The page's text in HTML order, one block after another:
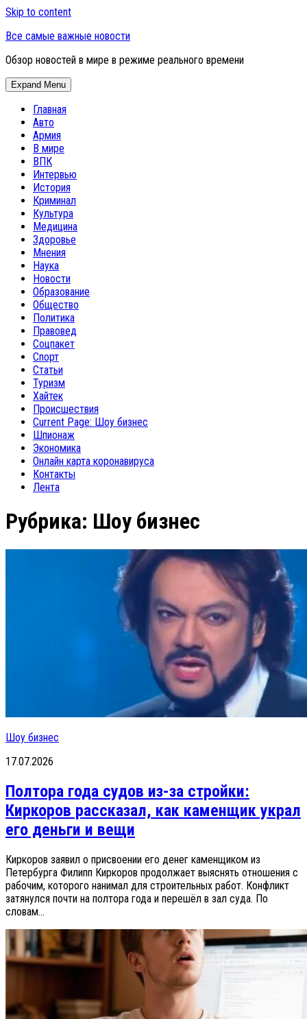
Skip to content
Все самые важные новости
Обзор новостей в мире в режиме реального времени
Expand Menu
Главная
Авто
Армия
В мире
ВПК
Интервью
История
Криминал
Культура
Медицина
Здоровье
Мнения
Наука
Новости
Образование
Общество
Политика
Правовед
Соцпакет
Спорт
Статьи
Туризм
Хайтек
Происшествия
Current Page: Шоу бизнес
Шпионаж
Экономика
Онлайн карта коронавируса
Контакты
Лента
Рубрика: Шоу бизнес
Шоу бизнес
17.07.2026
Полтора года судов из-за стройки:
Киркоров рассказал, как каменщик украл
его деньги и вещи
Киркоров заявил о присвоении его денег каменщиком из
Петербурга Филипп Киркоров продолжает выяснять отношения с
рабочим, которого нанимал для строительных работ. Конфликт
затянулся почти на полтора года и перешёл в зал суда. По
словам...